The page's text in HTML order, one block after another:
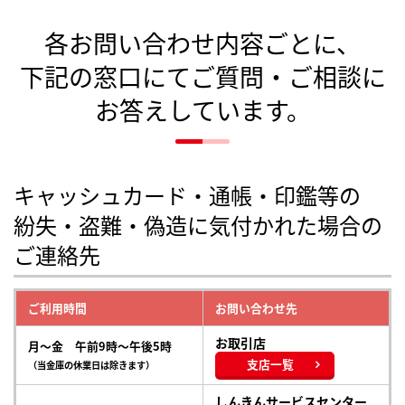
各お問い合わせ内容ごとに、
下記の窓口にてご質問・ご相談に
お答えしています。
キャッシュカード・通帳・印鑑等の
紛失・盗難・偽造に気付かれた場合の
ご連絡先
ご利用時間 お問い合わせ先
月～金 午前9時～午後5時
（当金庫の休業日は除きます）
お取引店
支店一覧